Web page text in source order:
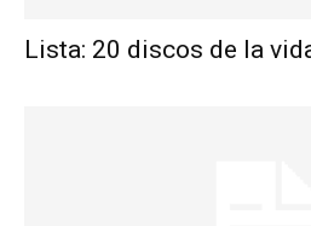
Lista: 20 discos de la